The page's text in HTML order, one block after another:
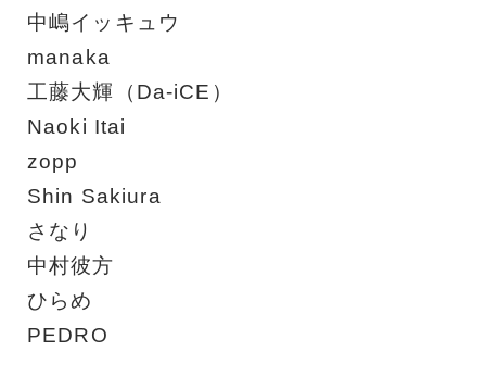
中嶋イッキュウ
manaka
工藤大輝（Da-iCE）
Naoki Itai
zopp
Shin Sakiura
さなり
中村彼方
ひらめ
PEDRO